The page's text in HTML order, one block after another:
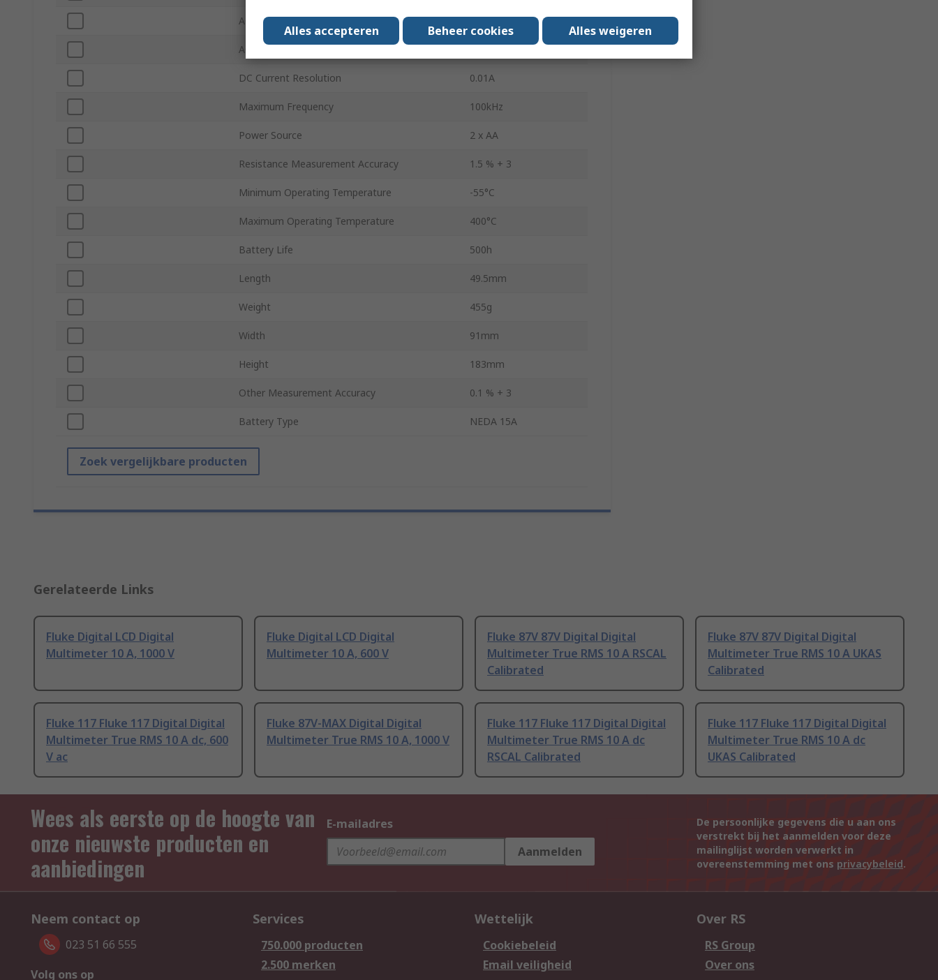
AC Current Resolution 0.01A
AC Voltage Resolution
DC Current Resolution 0.01A
Maximum Frequency 100kHz
Power Source 2 x AA
Resistance Measurement Accuracy 1.5 % + 3
Minimum Operating Temperature -55°C
Maximum Operating Temperature 400°C
Battery Life 500h
Length 49.5mm
Weight 455g
Width 91mm
Height 183mm
Other Measurement Accuracy 0.1 % + 3
Battery Type NEDA 15A
Zoek vergelijkbare producten
Gerelateerde Links
Fluke Digital LCD Digital
Multimeter 10 A, 1000 V
Fluke Digital LCD Digital
Multimeter 10 A, 600 V
Fluke 87V 87V Digital Digital
Multimeter True RMS 10 A RSCAL
Calibrated
Fluke 87V 87V Digital Digital
Multimeter True RMS 10 A UKAS
Calibrated
Fluke 117 Fluke 117 Digital Digital
Multimeter True RMS 10 A dc, 600
V ac
Fluke 87V-MAX Digital Digital
Multimeter True RMS 10 A, 1000 V
Fluke 117 Fluke 117 Digital Digital
Multimeter True RMS 10 A dc
RSCAL Calibrated
Fluke 117 Fluke 117 Digital Digital
Multimeter True RMS 10 A dc
UKAS Calibrated
Wees als eerste op de hoogte van
onze nieuwste producten en
aanbiedingen
E-mailadres
Aanmelden
De persoonlijke gegevens die u aan ons
verstrekt bij het aanmelden voor deze
mailinglijst worden verwerkt in
overeenstemming met ons privacybeleid.
Neem contact op
023 51 66 555
Volg ons op
Services
750.000 producten
2.500 merken
Wettelijk
Cookiebeleid
Email veiligheid
Over RS
RS Group
Over ons
Alles accepteren Beheer cookies Alles weigeren